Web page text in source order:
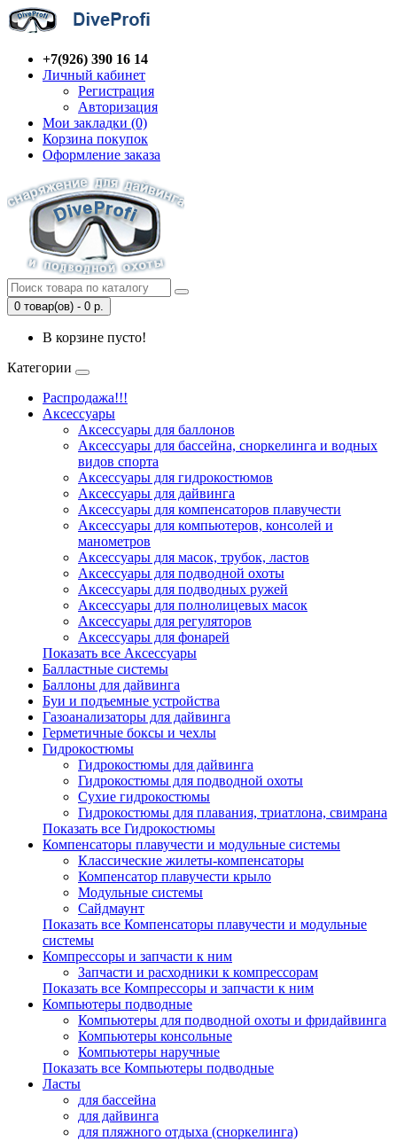
+7(926) 390 16 14
Личный кабинет
Регистрация
Авторизация
Мои закладки (0)
Корзина покупок
Оформление заказа
0 товар(ов) - 0 р.
В корзине пусто!
Категории
Распродажа!!!
Аксессуары
Аксессуары для баллонов
Аксессуары для бассейна, сноркелинга и водных
видов спорта
Аксессуары для гидрокостюмов
Аксессуары для дайвинга
Аксессуары для компенсаторов плавучести
Аксессуары для компьютеров, консолей и
манометров
Аксессуары для масок, трубок, ластов
Аксессуары для подводной охоты
Аксессуары для подводных ружей
Аксессуары для полнолицевых масок
Аксессуары для регуляторов
Аксессуары для фонарей
Показать все Аксессуары
Балластные системы
Баллоны для дайвинга
Буи и подъемные устройства
Газоанализаторы для дайвинга
Герметичные боксы и чехлы
Гидрокостюмы
Гидрокостюмы для дайвинга
Гидрокостюмы для подводной охоты
Сухие гидрокостюмы
Гидрокостюмы для плавания, триатлона, свимрана
Показать все Гидрокостюмы
Компенсаторы плавучести и модульные системы
Классические жилеты-компенсаторы
Компенсатор плавучести крыло
Модульные системы
Сайдмаунт
Показать все Компенсаторы плавучести и модульные
системы
Компрессоры и запчасти к ним
Запчасти и расходники к компрессорам
Показать все Компрессоры и запчасти к ним
Компьютеры подводные
Компьютеры для подводной охоты и фридайвинга
Компьютеры консольные
Компьютеры наручные
Показать все Компьютеры подводные
Ласты
для бассейна
для дайвинга
для пляжного отдыха (сноркелинга)